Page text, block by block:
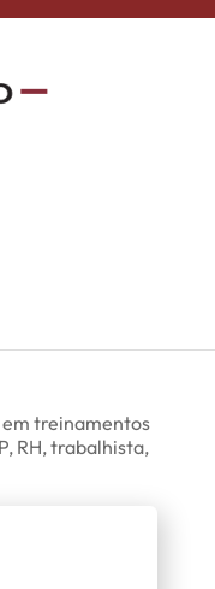
em treinamentos
RH, trabalhista,